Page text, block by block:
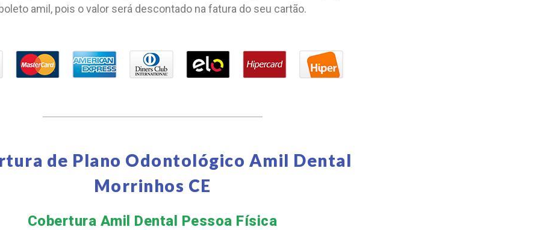
boleto amil, pois o valor será descontado na fatura do seu cartão.
de Plano Odontológico Amil Dental
Morrinhos CE
Cobertura Amil Dental Pessoa Física​